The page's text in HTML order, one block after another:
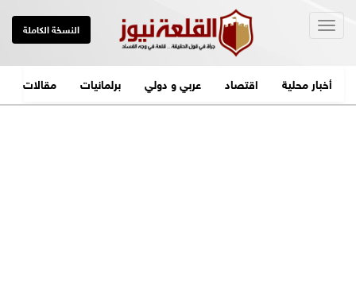
النسخة الكاملة
أخبار محلية اقتصاد عربي و دولي برلمانيات مقالات